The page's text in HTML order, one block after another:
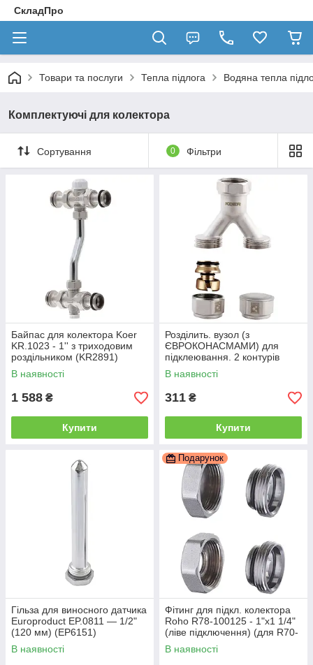
СкладПро
Товари та послуги Тепла підлога Водяна тепла
Комплектуючі для колектора
Сортування 0 Фільтри
Байпас для колектора Koer
KR.1023 - 1'' з триходовим
роздільником (KR2891)
В наявності
1 588 ₴
Купити
Розділить. вузол (з
ЄВРОКОНАСМАМИ) для
підклеювання. 2 контурів
опалення Koer KR.1150 —
3/4”x16 (KR2895)
В наявності
311 ₴
Купити
Гільза для виносного датчика
Europroduct EP.0811 — 1/2"
(120 мм) (EP6151)
В наявності
Подарунок
Фітинг для підкл. колектора
Roho R78-100125 - 1"x1 1/4"
(ліве підключення) (для R70-
100075) (RO0151)
В наявності